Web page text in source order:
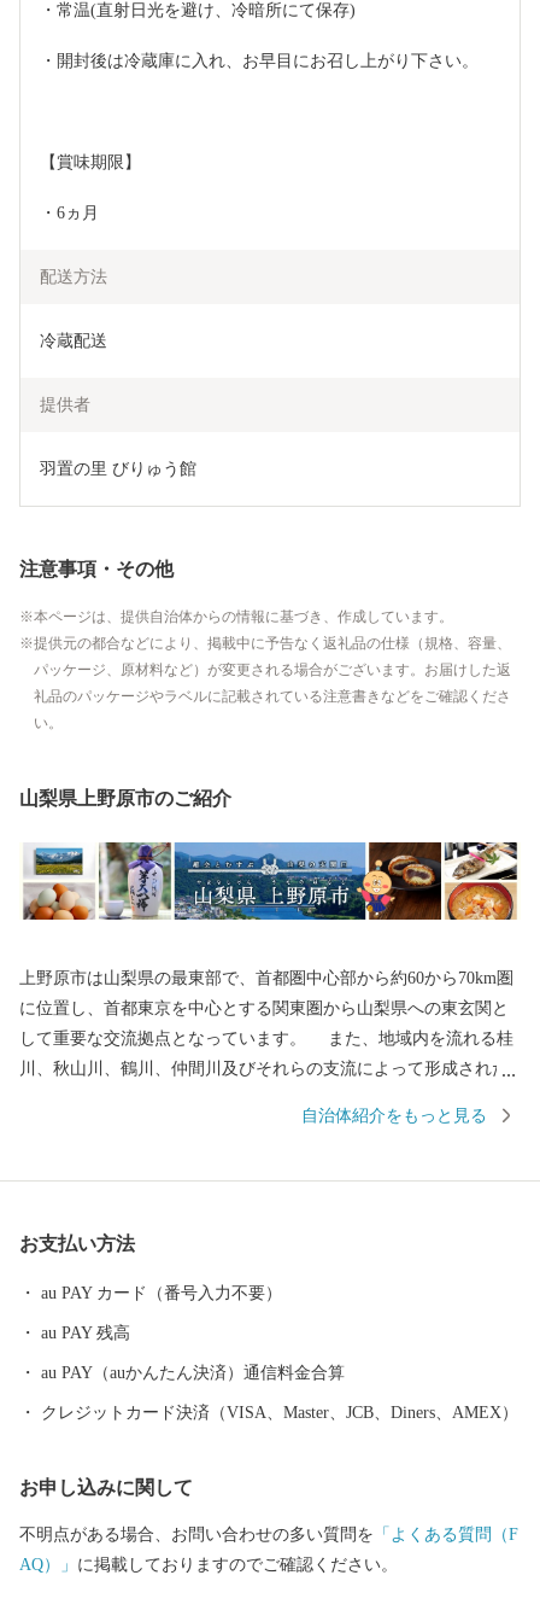
・常温(直射日光を避け、冷暗所にて保存)
・開封後は冷蔵庫に入れ、お早目にお召し上がり下さい。
【賞味期限】
・6ヵ月
配送方法
冷蔵配送
提供者
羽置の里 びりゅう館
注意事項・その他
本ページは、提供自治体からの情報に基づき、作成しています。
提供元の都合などにより、掲載中に予告なく返礼品の仕様（規格、容量、
パッケージ、原材料など）が変更される場合がございます。お届けした返
礼品のパッケージやラベルに記載されている注意書きなどをご確認くださ
い。
山梨県上野原市のご紹介
上野原市は山梨県の最東部で、首都圏中心部から約60から70km圏
に位置し、首都東京を中心とする関東圏から山梨県への東玄関と
して重要な交流拠点となっています。 また、地域内を流れる桂
川、秋山川、鶴川、仲間川及びそれらの支流によって形成された
くりだす自然環境は、日照時間が長い等様々な自然の特性に恵ま
自治体紹介をもっと見る
お支払い方法
au PAY カード（番号入力不要）
au PAY 残高
au PAY（auかんたん決済）通信料金合算
クレジットカード決済（VISA、Master、JCB、Diners、AMEX）
お申し込みに関して
不明点がある場合、お問い合わせの多い質問を 「よくある質問（F
AQ）」 に掲載しておりますのでご確認ください。